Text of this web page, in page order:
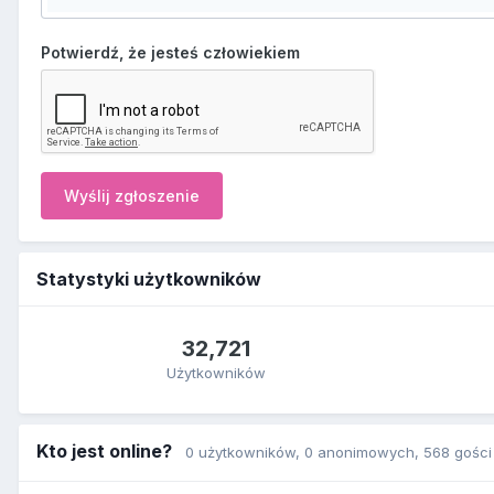
Potwierdź, że jesteś człowiekiem
Wyślij zgłoszenie
Statystyki użytkowników
32,721
Użytkowników
Kto jest online? 0 użytkowników, 0 anonimowych, 568 gości